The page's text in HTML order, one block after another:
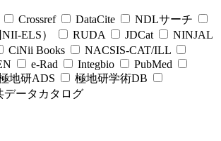
Crossref DataCite
NDLサーチ
ELS）
RUDA JDCat
NINJAL
CiNii Books
NACSIS-CAT/ILL
e-Rad Integbio
PubMed
地研ADS
極地研学術DB
データカタログ